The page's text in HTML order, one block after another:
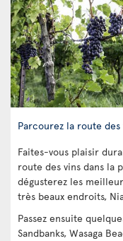
Parcourez la route
Faites-vous plaisir
route des vins dans la
dégusterez les
très beaux endroits,
Passez ensuite
Sandbanks, Wasaga